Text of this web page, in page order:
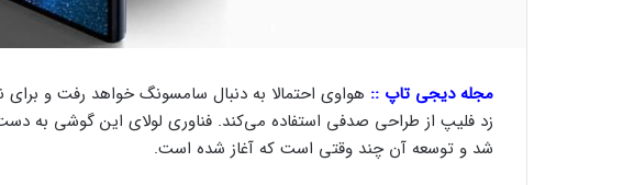
مجله دیجی تاپ :: هواوی احتمالا به دنبال سامسونگ خواهد رفت و
شد و توسعه آن چند وقتی است که آغاز شده است.